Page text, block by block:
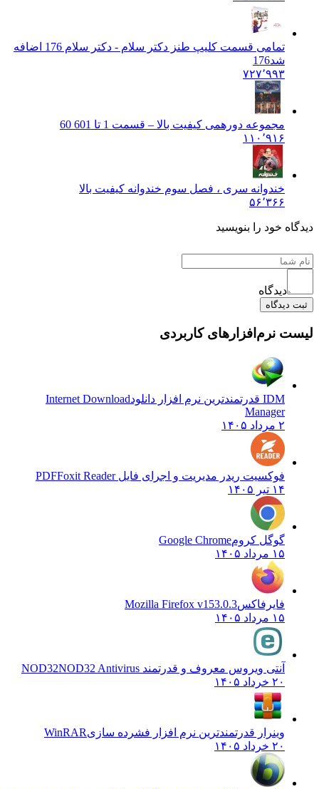
تمامی قسمت کلیپ طنز دکتر سلام - دکتر سلام 176 اضافه
شد176
۷۲۷٬۹۹۳
مجموعه دورهمی کیفیت بالا – قسمت 1 تا 60
1 60
۱۱۰٬۹۱۶
خندوانه سری ، فصل سوم خندوانه کیفیت بالا
۵۶٬۳۶۶
دیدگاه خود را بنویسید
دیدگاه
ثبت دیدگاه
لیست نرم‌افزارهای کاربردی
IDM قدرتمندترین نرم افزار دانلود
Internet Download
Manager
۲ مرداد ۱۴۰۵
فوکسیت ریدر مدیریت و اجرای فایل PDFFoxit Reader
۱۴ تیر ۱۴۰۵
گوگل کرومGoogle Chrome
۱۵ مرداد ۱۴۰۵
فایرفاکسMozilla Firefox v153.0.3
۱۵ مرداد ۱۴۰۵
آنتی ویروس معروف و قدرتمند NOD32 NOD32 Antivirus
۲۰ خرداد ۱۴۰۵
وینرار قدرتمندترین نرم افزار فشرده سازیWinRAR
۲۰ خرداد ۱۴۰۵